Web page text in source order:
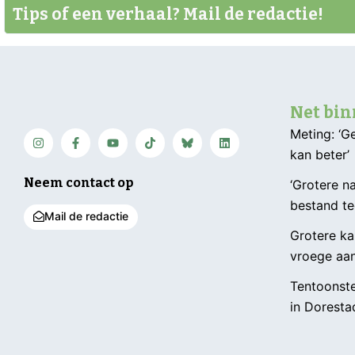
Tips of een verhaal? Mail de redactie!
Neem contact op
Mail de redactie
Net
Meting:
kan beter’
‘Grotere
bestand
Grotere
vroege
in